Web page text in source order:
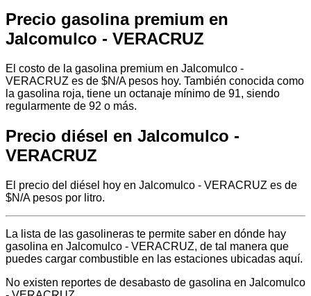
Precio gasolina premium en
Jalcomulco - VERACRUZ
El costo de la gasolina premium en Jalcomulco -
VERACRUZ es de $N/A pesos hoy. También conocida como
la gasolina roja, tiene un octanaje mínimo de 91, siendo
regularmente de 92 o más.
Precio diésel en Jalcomulco -
VERACRUZ
El precio del diésel hoy en Jalcomulco - VERACRUZ es de
$N/A pesos por litro.
La lista de las gasolineras te permite saber en dónde hay
gasolina en Jalcomulco - VERACRUZ, de tal manera que
puedes cargar combustible en las estaciones ubicadas aquí.
No existen reportes de desabasto de gasolina en Jalcomulco